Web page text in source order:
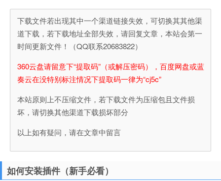
下载文件若出现其中一个渠道链接失效，可切换其其他渠
道下载，若下载地址全部失效，请回复文章，本站会第一
时间更新文件！（QQ联系20683822）
360云盘请留意下“提取码”（或解压密码），百度网盘或蓝
奏云在没特别标注情况下提取码一律为“cj5c”
本站原则上不压缩文件，若下载文件为压缩包且文件损
坏，请切换其他渠道下载损坏部分
以上如有疑问，请在文章中留言
如何安装插件（新手必看）